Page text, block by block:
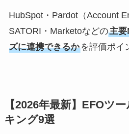
HubSpot・Pardot（Account
SATORI・Marketoなどの主
ズに連携できるかを評価ポイ
【2026年最新】EFOツ
キング9選